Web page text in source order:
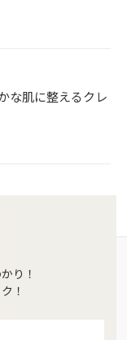
な肌に整えるクレ
り！
！